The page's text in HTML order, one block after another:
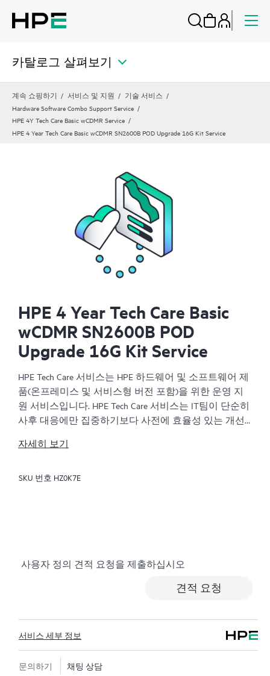
카탈로그 살펴보기
계속 쇼핑하기 서비스 및 지원
기술 서비스
Hardware Software Combo Support Service
HPE 4Y Tech Care Basic wCDMR Service
HPE 4 Year Tech Care Basic wCDMR SN2600B POD Upgrade 16G Kit Service
HPE 4 Year Tech Care Basic
wCDMR SN2600B POD
Upgrade 16G Kit Service
HPE Tech Care 서비스는 HPE 하드웨어 및 소프트웨어 제
품(온프레미스 및 서비스형 버전 포함)을 위한 운영 지
원 서비스입니다. HPE Tech Care 서비스는 IT팀이 단순히
사후 대응에만 집중하기보다 사전에 효율성 있는 개선
줍니다.
HPE Tech Care 서비스는 고객이 위험을 줄이는 것뿐만 아
해 도움을 받을 수 있습니다. 고객은 특정 워크로드의 컨
보유한 전문 기술 리소스에 대한 액세스를 제공받으며,
지 않도록 합니다.
HPE Tech Care 서비스는 지원 대상 제품의 운영, 관리, 보
안에 대한 일반 기술 안내를 제공함으로써 기존의 지원
자세히 보기
SKU 번호 HZ0K7E
사용자 정의 견적 요청을 제출하십시오
견적 요청
서비스 세부 정보
문의하기 채팅 상담